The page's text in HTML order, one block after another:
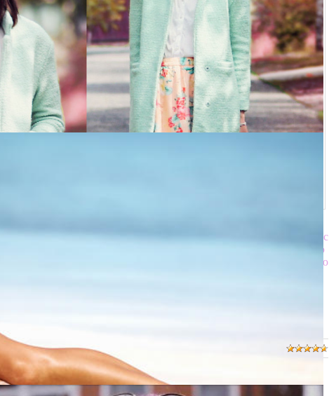
этот раздел. Там уже есть статья о том, как создать сайт, сейчас
шаблона. Если вы хотите чтобы я написала какую-то статью
сайта, пишите в ЧаВо? . Прошу всех, кто воспользуется помощью
всех посетителей этого сайта) посмотреть на ваши творения!
мной, копирование строго запрещено! У кого увижу - сайт
"Клипы" и "Тестики"
4.7/3